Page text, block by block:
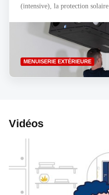
(intensive), la protection solaire
MENUISERIE EXTÉRIEURE
Vidéos